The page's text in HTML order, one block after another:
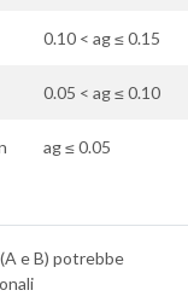
0.10 < ag ≤ 0.15
0.05 < ag ≤ 0.10
ag ≤ 0.05
e B) potrebbe